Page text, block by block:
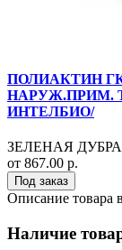
ПОЛИАКТИН ГК
НАРУЖ.ПРИМ.
ИНТЕЛБИО/
ЗЕЛЕНАЯ
от 867.00 р.
Под заказ
Описание товара
Наличие